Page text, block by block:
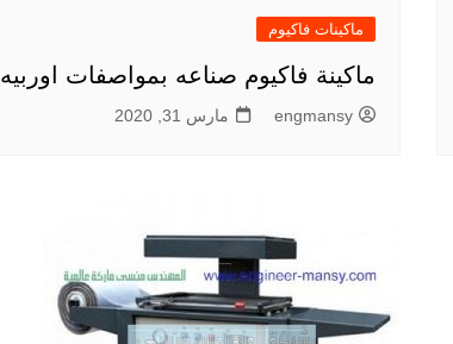
ماكينات فاكيوم
ماكينة فاكيوم صناعه بمواصفات اوربيه
engmansy مارس 31, 2020